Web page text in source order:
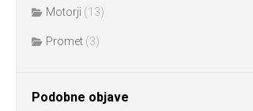
Motorji (13)
Promet (3)
Podobne objave